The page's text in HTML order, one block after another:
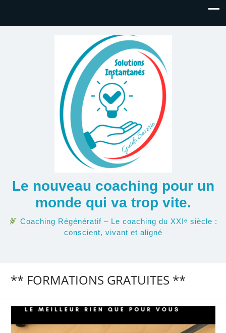
Le nouveau coaching pour un
monde qui va trop vite.
Coaching Régénératif – Le coaching du XXIᵉ siècle :
conscient, vivant et aligné
** FORMATIONS GRATUITES **